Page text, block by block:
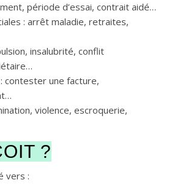
période d’essai, contrait aidé…
: arrêt maladie, retraites,
insalubrité, conflit
contester une facture,
violence, escroquerie,
?
vers :